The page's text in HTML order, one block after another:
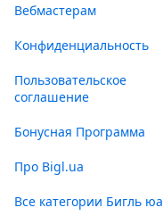
Вебмастерам
Конфиденциальность
Пользовательское
соглашение
Бонусная Программа
Про Bigl.ua
Все категории Бигль юа